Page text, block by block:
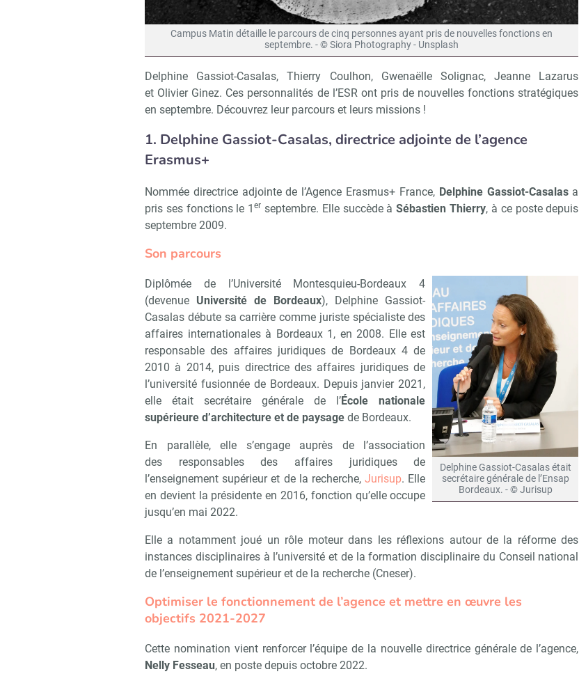
Campus Matin détaille le parcours de cinq personnes ayant pris de nouvelles fonctions en
septembre. - © Siora Photography - Unsplash
Delphine Gassiot-Casalas, Thierry Coulhon, Gwenaëlle Solignac, Jeanne Lazarus
et Olivier Ginez. Ces personnalités de l’ESR ont pris de nouvelles fonctions stratégiques
en septembre. Découvrez leur parcours et leurs missions !
1. Delphine Gassiot-Casalas, directrice adjointe de l’agence
Erasmus+
Nommée directrice adjointe de l’Agence Erasmus+ France, Delphine Gassiot-Casalasa
pris ses fonctions le 1er septembre. Elle succède àSébastien Thierry, à ce poste depuis
septembre 2009.
Son parcours
Delphine Gassiot-Casalas était
secrétaire générale de l’Ensap
Bordeaux. - © Jurisup
Diplômée de l’Université Montesquieu-Bordeaux 4
(devenue Université de Bordeaux), Delphine Gassiot-
Casalas débute sa carrière comme juriste spécialiste des
affaires internationales à Bordeaux 1, en 2008. Elle est
responsable des affaires juridiques de Bordeaux 4 de
2010 à 2014, puis directrice des affaires juridiques de
l’université fusionnée de Bordeaux. Depuis janvier 2021,
elle était secrétaire générale de l’École nationale
supérieure d’architecture et de paysage de Bordeaux.
En parallèle, elle s’engage auprès de l’association
des responsables des affaires juridiques de
l’enseignement supérieur et de la recherche,Jurisup. Elle
en devient la présidente en 2016, fonction qu’elle occupe
jusqu’en mai 2022.
Elle a notamment joué un rôle moteur dans les réflexions autour de la réforme des
instances disciplinaires à l’université et de la formation disciplinaire du Conseil national
de l’enseignement supérieur et de la recherche (Cneser).
Optimiser le fonctionnement de l’agence et mettre en œuvre les
objectifs 2021-2027
Cette nomination vient renforcer l’équipe de la nouvelle directrice générale de l’agence,
Nelly Fesseau, en poste depuis octobre 2022.